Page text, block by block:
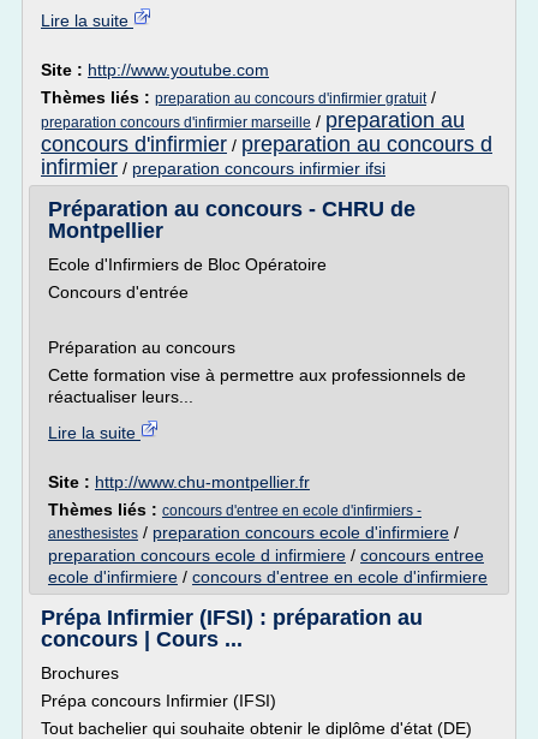
Lire la suite
Site : http://www.youtube.com
Thèmes liés : preparation au concours d'infirmier gratuit/
preparation concours d'infirmier marseille / preparation au
concours d'infirmier / preparation au concours d
infirmier / preparation concours infirmier ifsi
Préparation au concours - CHRU de
Montpellier
Ecole d'Infirmiers de Bloc Opératoire
Concours d'entrée
Préparation au concours
Cette formation vise à permettre aux professionnels de
réactualiser leurs...
Lire la suite
Site : http://www.chu-montpellier.fr
Thèmes liés : concours d'entree en ecole d'infirmiers -
anesthesistes / preparation concours ecole d'infirmiere /
preparation concours ecole d infirmiere / concours entree
ecole d'infirmiere / concours d'entree en ecole d'infirmiere
Prépa Infirmier (IFSI) : préparation au
concours | Cours ...
Brochures
Prépa concours Infirmier (IFSI)
Tout bachelier qui souhaite obtenir le diplôme d'état (DE)